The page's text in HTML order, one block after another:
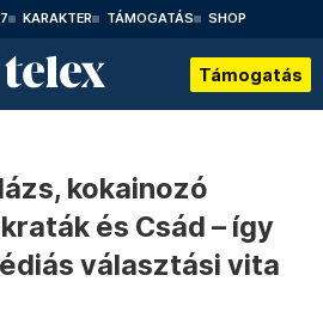
KARAKTER TÁMOGATÁS SHOP
Támogatás
kokainozó
és Csád – így
választási vita